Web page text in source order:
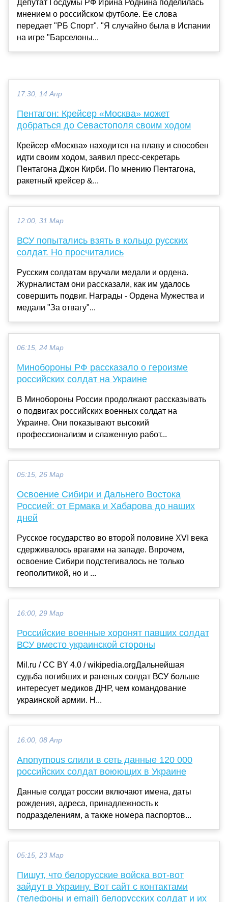
Депутат Госдумы РФ Ирина Роднина поделилась
мнением о российском футболе. Ее слова
передает "РБ Спорт". "Я случайно была в Испании
на игре "Барселоны...
17:30, 14 Апр
Пентагон: Крейсер «Москва» может
добраться до Севастополя своим ходом
Крейсер «Москва» находится на плаву и способен
идти своим ходом, заявил пресс-секретарь
Пентагона Джон Кирби. По мнению Пентагона,
ракетный крейсер &...
12:00, 31 Мар
ВСУ попытались взять в кольцо русских
солдат. Но просчитались
Русским солдатам вручали медали и ордена.
Журналистам они рассказали, как им удалось
совершить подвиг. Награды - Ордена Мужества и
медали "За отвагу"...
06:15, 24 Мар
Минобороны РФ рассказало о героизме
российских солдат на Украине
В Минобороны России продолжают рассказывать
о подвигах российских военных солдат на
Украине. Они показывают высокий
профессионализм и слаженную работ...
05:15, 26 Мар
Освоение Сибири и Дальнего Востока
Россией: от Ермака и Хабарова до наших
дней
Русское государство во второй половине XVI века
сдерживалось врагами на западе. Впрочем,
освоение Сибири подстегивалось не только
геополитикой, но и ...
16:00, 29 Мар
Российские военные хоронят павших солдат
ВСУ вместо украинской стороны
Mil.ru / CC BY 4.0 / wikipedia.orgДальнейшая
судьба погибших и раненых солдат ВСУ больше
интересует медиков ДНР, чем командование
украинской армии. Н...
16:00, 08 Апр
Anonymous слили в сеть данные 120 000
российских солдат воюющих в Украине
Данные солдат россии включают имена, даты
рождения, адреса, принадлежность к
подразделениям, а также номера паспортов...
05:15, 23 Мар
Пишут, что белорусские войска вот-вот
зайдут в Украину. Вот сайт с контактами
(телефоны и email) белорусских солдат и их